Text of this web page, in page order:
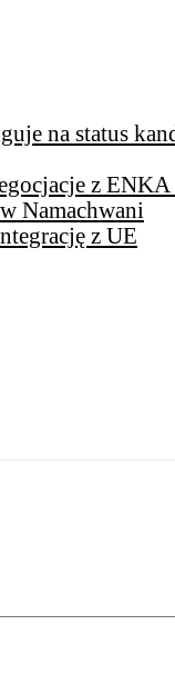
na status
z ENKA
Namachwani
z UE